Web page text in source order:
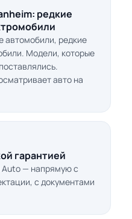
редкие
автомобили, редкие
Модели, которые
авто на
гарантией
Auto — напрямую с
с документами